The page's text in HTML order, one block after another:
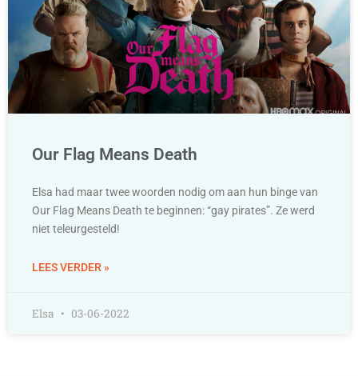
Our Flag Means Death
Elsa had maar twee woorden nodig om aan hun binge van
Our Flag Means Death te beginnen: “gay pirates”. Ze werd
niet teleurgesteld!
LEES VERDER »
Elsa 03-06-2022